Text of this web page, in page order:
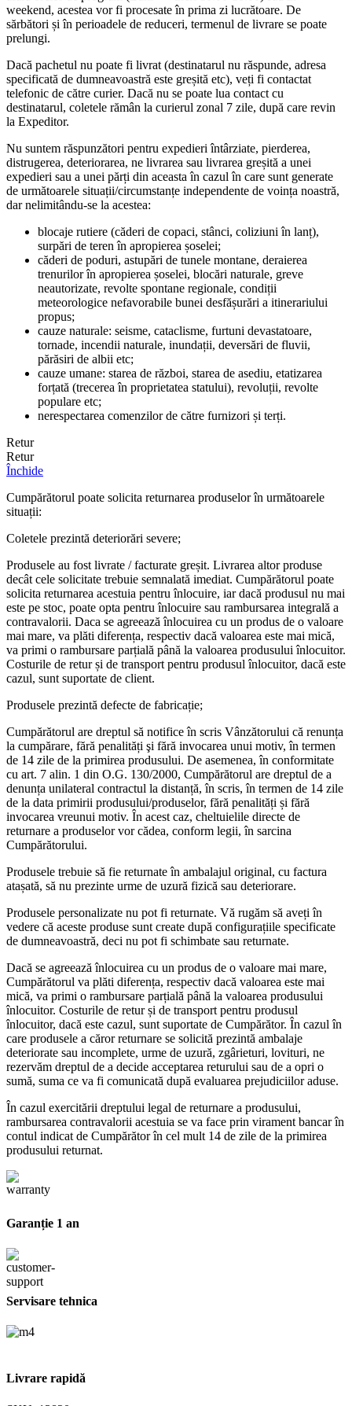
weekend, acestea vor fi procesate în prima zi lucrătoare. De
sărbători și în perioadele de reduceri, termenul de livrare se poate
prelungi.
Dacă pachetul nu poate fi livrat (destinatarul nu răspunde, adresa
specificată de dumneavoastră este greșită etc), veți fi contactat
telefonic de către curier. Dacă nu se poate lua contact cu
destinatarul, coletele rămân la curierul zonal 7 zile, după care revin
la Expeditor.
Nu suntem răspunzători pentru expedieri întârziate, pierderea,
distrugerea, deteriorarea, ne livrarea sau livrarea greșită a unei
expedieri sau a unei părți din aceasta în cazul în care sunt generate
de următoarele situații/circumstanțe independente de voința noastră,
dar nelimitându-se la acestea:
blocaje rutiere (căderi de copaci, stânci, coliziuni în lanț),
surpări de teren în apropierea șoselei;
căderi de poduri, astupări de tunele montane, deraierea
trenurilor în apropierea șoselei, blocări naturale, greve
neautorizate, revolte spontane regionale, condiții
meteorologice nefavorabile bunei desfășurări a itinerariului
propus;
cauze naturale: seisme, cataclisme, furtuni devastatoare,
tornade, incendii naturale, inundații, deversări de fluvii,
părăsiri de albii etc;
cauze umane: starea de război, starea de asediu, etatizarea
forțată (trecerea în proprietatea statului), revoluții, revolte
populare etc;
nerespectarea comenzilor de către furnizori și terți.
Retur
Retur
Închide
Cumpărătorul poate solicita returnarea produselor în următoarele
situații:
Coletele prezintă deteriorări severe;
Produsele au fost livrate / facturate greșit. Livrarea altor produse
decât cele solicitate trebuie semnalată imediat. Cumpărătorul poate
solicita returnarea acestuia pentru înlocuire, iar dacă produsul nu mai
este pe stoc, poate opta pentru înlocuire sau rambursarea integrală a
contravalorii. Daca se agreează înlocuirea cu un produs de o valoare
mai mare, va plăti diferența, respectiv dacă valoarea este mai mică,
va primi o rambursare parțială până la valoarea produsului înlocuitor.
Costurile de retur și de transport pentru produsul înlocuitor, dacă este
cazul, sunt suportate de client.
Produsele prezintă defecte de fabricație;
Cumpărătorul are dreptul să notifice în scris Vânzătorului că renunța
la cumpărare, fără penalități şi fără invocarea unui motiv, în termen
de 14 zile de la primirea produsului. De asemenea, în conformitate
cu art. 7 alin. 1 din O.G. 130/2000, Cumpărătorul are dreptul de a
denunța unilateral contractul la distanță, în scris, în termen de 14 zile
de la data primirii produsului/produselor, fără penalități și fără
invocarea vreunui motiv. În acest caz, cheltuielile directe de
returnare a produselor vor cădea, conform legii, în sarcina
Cumpărătorului.
Produsele trebuie să fie returnate în ambalajul original, cu factura
atașată, să nu prezinte urme de uzură fizică sau deteriorare.
Produsele personalizate nu pot fi returnate. Vă rugăm să aveți în
vedere că aceste produse sunt create după configurațiile specificate
de dumneavoastră, deci nu pot fi schimbate sau returnate.
Dacă se agreează înlocuirea cu un produs de o valoare mai mare,
Cumpărătorul va plăti diferența, respectiv dacă valoarea este mai
mică, va primi o rambursare parțială până la valoarea produsului
înlocuitor. Costurile de retur și de transport pentru produsul
înlocuitor, dacă este cazul, sunt suportate de Cumpărător. În cazul în
care produsele a căror returnare se solicită prezintă ambalaje
deteriorate sau incomplete, urme de uzură, zgârieturi, lovituri, ne
rezervăm dreptul de a decide acceptarea returului sau de a opri o
sumă, suma ce va fi comunicată după evaluarea prejudiciilor aduse.
În cazul exercitării dreptului legal de returnare a produsului,
rambursarea contravalorii acestuia se va face prin virament bancar în
contul indicat de Cumpărător în cel mult 14 de zile de la primirea
produsului returnat.
Garanție 1 an
Servisare tehnica
Livrare rapidă